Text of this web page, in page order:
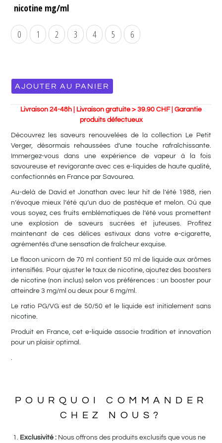
nicotine mg/ml
0 1 2 3 4 5 6
AJOUTER AU PANIER
Livraison 24-48h | Livraison gratuite > 39.90 CHF | Garantie
produits défectueux
Découvrez les saveurs renouvelées de la collection Le Petit
Verger, désormais rehaussées d’une touche rafraîchissante.
Immergez-vous dans une expérience de vapeur à la fois
savoureuse et revigorante avec ces e-liquides de haute qualité,
confectionnés en France par Savourea.
Au-delà de David et Jonathan avec leur hit de l’été 1988, rien
n’évoque mieux l’été qu’un duo de pastèque et melon. Où que
vous soyez, ces fruits emblématiques de l’été vous promettent
une explosion de saveurs sucrées et juteuses. Profitez
maintenant de ces délices estivaux dans votre e-cigarette,
agrémentés d’une sensation de fraîcheur exquise.
Le flacon unicorn de 70 ml contient 50 ml de liquide aux arômes
intensifiés. Pour ajuster le taux de nicotine, ajoutez des boosters
de nicotine (non inclus) selon vos préférences : un booster pour
atteindre 3 mg/ml ou deux pour 6 mg/ml.
Le ratio PG/VG est de 50/50 et le liquide est initialement sans
nicotine.
Produit en France, cet e-liquide associe tradition et innovation
pour un plaisir optimal.
POURQUOI COMMANDER
CHEZ NOUS?
Exclusivité : Nous offrons des produits exclusifs que vous ne